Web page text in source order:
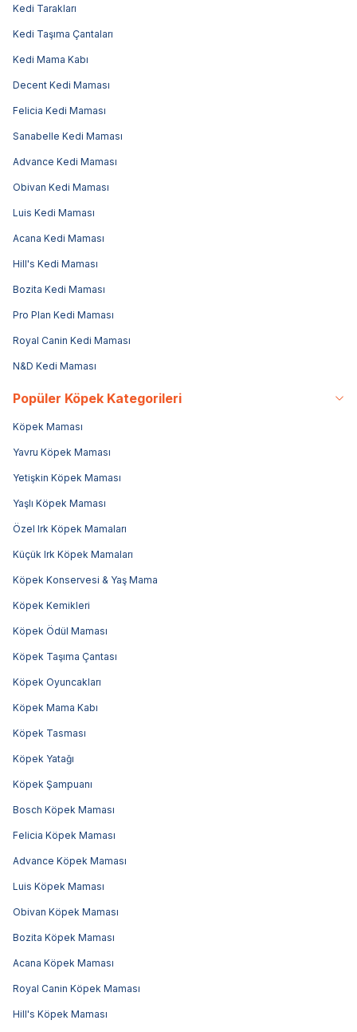
Kedi Tarakları
Kedi Taşıma Çantaları
Kedi Mama Kabı
Decent Kedi Maması
Felicia Kedi Maması
Sanabelle Kedi Maması
Advance Kedi Maması
Obivan Kedi Maması
Luis Kedi Maması
Acana Kedi Maması
Hill's Kedi Maması
Bozita Kedi Maması
Pro Plan Kedi Maması
Royal Canin Kedi Maması
N&D Kedi Maması
Popüler Köpek Kategorileri
Köpek Maması
Yavru Köpek Maması
Yetişkin Köpek Maması
Yaşlı Köpek Maması
Özel Irk Köpek Mamaları
Küçük Irk Köpek Mamaları
Köpek Konservesi & Yaş Mama
Köpek Kemikleri
Köpek Ödül Maması
Köpek Taşıma Çantası
Köpek Oyuncakları
Köpek Mama Kabı
Köpek Tasması
Köpek Yatağı
Köpek Şampuanı
Bosch Köpek Maması
Felicia Köpek Maması
Advance Köpek Maması
Luis Köpek Maması
Obivan Köpek Maması
Bozita Köpek Maması
Acana Köpek Maması
Royal Canin Köpek Maması
Hill's Köpek Maması